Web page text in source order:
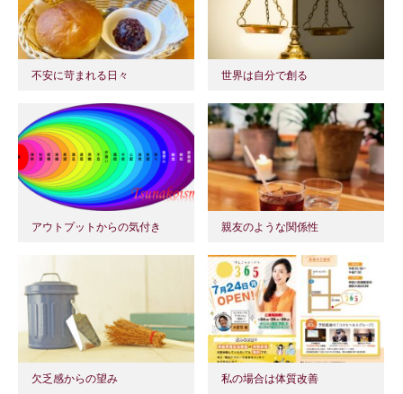
不安に苛まれる日々 世界は自分で創る
アウトプットからの気付き 親友のような関係性
欠乏感からの望み 私の場合は体質改善